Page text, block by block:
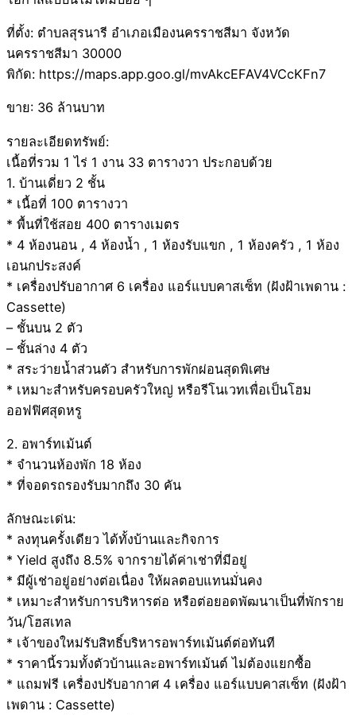
ที่ตั้ง: ตำบลสุรนารี อำเภอเมืองนครราชสีมา จังหวัด
นครราชสีมา 30000
พิกัด: https://maps.app.goo.gl/mvAkcEFAV4VCcKFn7
ขาย: 36 ล้านบาท
รายละเอียดทรัพย์:
เนื้อที่รวม 1 ไร่ 1 งาน 33 ตารางวา ประกอบด้วย
1. บ้านเดี่ยว 2 ชั้น
* เนื้อที่ 100 ตารางวา
* พื้นที่ใช้สอย 400 ตารางเมตร
* 4 ห้องนอน , 4 ห้องน้ำ , 1 ห้องรับแขก , 1 ห้องครัว , 1 ห้อง
เอนกประสงค์
* เครื่องปรับอากาศ 6 เครื่อง แอร์แบบคาสเซ็ท (ฝังฝ้าเพดาน :
Cassette)
– ชั้นบน 2 ตัว
– ชั้นล่าง 4 ตัว
* สระว่ายน้ำส่วนตัว สำหรับการพักผ่อนสุดพิเศษ
* เหมาะสำหรับครอบครัวใหญ่ หรือรีโนเวทเพื่อเป็นโฮม
ออฟฟิศสุดหรู
2. อพาร์ทเม้นต์
* จำนวนห้องพัก 18 ห้อง
* ที่จอดรถรองรับมากถึง 30 คัน
ลักษณะเด่น:
* ลงทุนครั้งเดียว ได้ทั้งบ้านและกิจการ
* Yield สูงถึง 8.5% จากรายได้ค่าเช่าที่มีอยู่
* มีผู้เช่าอยู่อย่างต่อเนื่อง ให้ผลตอบแทนมั่นคง
* เหมาะสำหรับการบริหารต่อ หรือต่อยอดพัฒนาเป็นที่พักราย
วัน/โฮสเทล
* เจ้าของใหม่รับสิทธิ์บริหารอพาร์ทเม้นต์ต่อทันที
* ราคานี้รวมทั้งตัวบ้านและอพาร์ทเม้นต์ ไม่ต้องแยกซื้อ
* แถมฟรี เครื่องปรับอากาศ 4 เครื่อง แอร์แบบคาสเซ็ท (ฝังฝ้า
เพดาน : Cassette)